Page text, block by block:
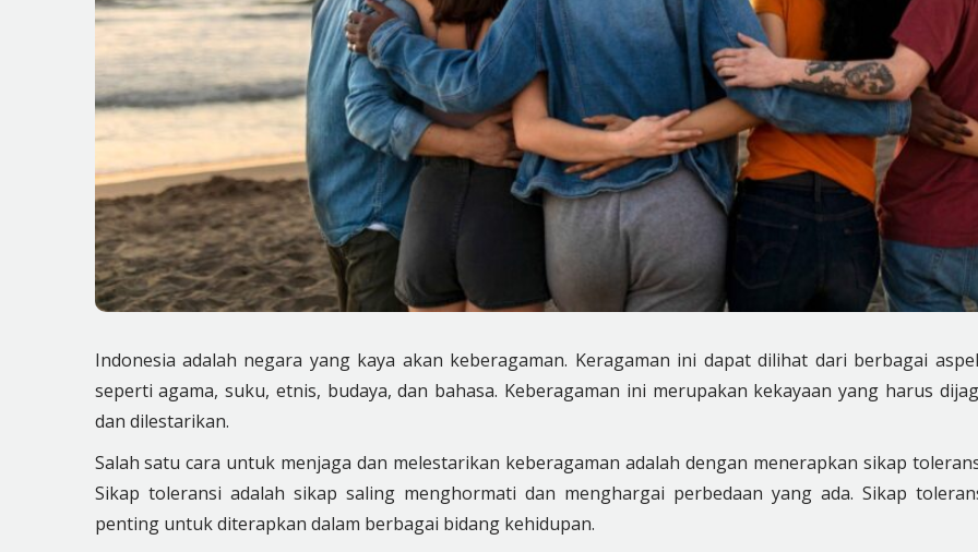
Indonesia adalah negara yang kaya akan keberagaman. Keragaman ini dapat dilihat dari berbagai
seperti agama, suku, etnis, budaya, dan bahasa. Keberagaman ini merupakan kekayaan yang harus
dan dilestarikan.
Salah satu cara untuk menjaga dan melestarikan keberagaman adalah dengan menerapkan sikap
Sikap toleransi adalah sikap saling menghormati dan menghargai perbedaan yang ada. Sikap
penting untuk diterapkan dalam berbagai bidang kehidupan.